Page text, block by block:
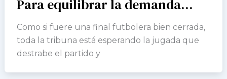
Para equilibrar la demanda…
Como si fuere una final futbolera bien cerrada,
toda la tribuna está esperando la jugada que
destrabe el partido y